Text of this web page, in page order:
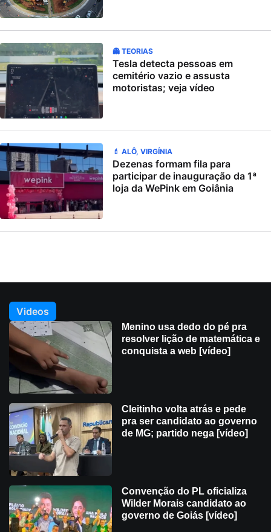
👻 TEORIAS
Tesla detecta pessoas em
cemitério vazio e assusta
motoristas; veja vídeo
💄 ALÔ, VIRGÍNIA
Dezenas formam fila para
participar de inauguração da 1ª
loja da WePink em Goiânia
Videos
Menino usa dedo do pé pra
resolver lição de matemática e
conquista a web [vídeo]
Cleitinho volta atrás e pede
pra ser candidato ao governo
de MG; partido nega [vídeo]
Convenção do PL oficializa
Wilder Morais candidato ao
governo de Goiás [vídeo]